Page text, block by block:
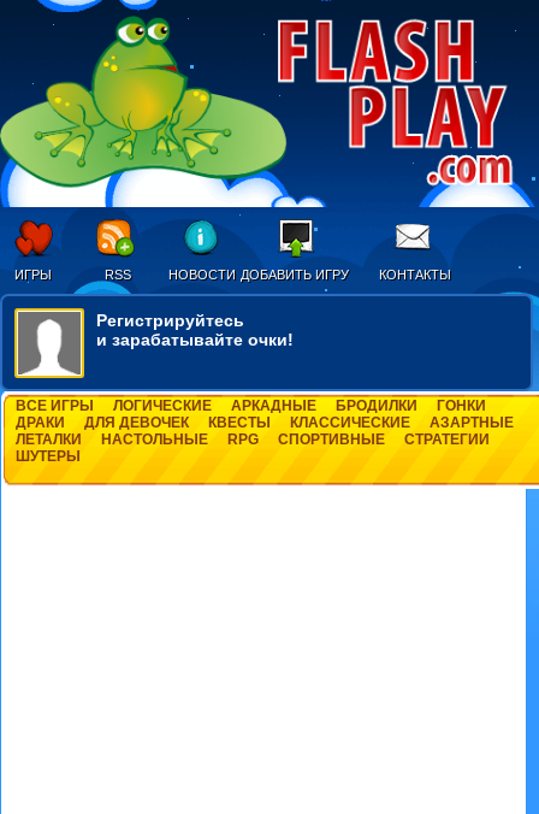
ИГРЫ RSS НОВОСТИ ДОБАВИТЬ ИГРУ КОНТАКТЫ
Регистрируйтесь
и зарабатывайте очки!
ВСЕ ИГРЫ ЛОГИЧЕСКИЕ АРКАДНЫЕ БРОДИЛКИ
ГОНКИ
ДРАКИ
ДЛЯ ДЕВОЧЕК КВЕСТЫ КЛАССИЧЕСКИЕ
АЗАРТНЫЕ
ЛЕТАЛКИ
НАСТОЛЬНЫЕ RPG СПОРТИВНЫЕ
СТРАТЕГИИ
ШУТЕРЫ